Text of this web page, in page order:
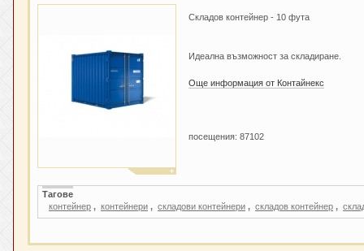
Складов контейнер - 10 фута
Идеална възможност за складиране.
Още информация от Контайнекс
посещения: 87102
Тагове
контейнер , контейнери , складови контейнери , складов контейнер ,